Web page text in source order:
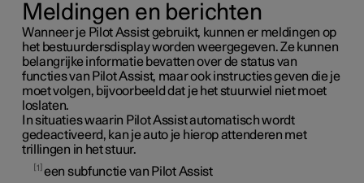
Meldingen en berichten
Wanneer je Pilot Assist gebruikt, kunnen er meldingen op
het bestuurdersdisplay worden weergegeven. Ze kunnen
belangrijke informatie bevatten over de status van
functies van Pilot Assist, maar ook instructies geven die je
moet volgen, bijvoorbeeld dat je het stuurwiel niet moet
loslaten.
In situaties waarin Pilot Assist automatisch wordt
gedeactiveerd, kan je auto je hierop attenderen met
trillingen in het stuur.
1 een subfunctie van Pilot Assist